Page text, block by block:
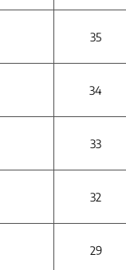
35
34
33
32
29